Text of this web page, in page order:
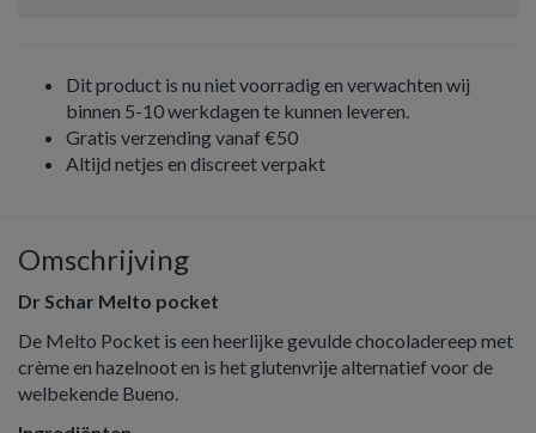
Dit product is nu niet voorradig en verwachten wij
binnen 5-10 werkdagen te kunnen leveren.
Gratis verzending vanaf €50
Altijd netjes en discreet verpakt
Omschrijving
Dr Schar Melto pocket
De Melto Pocket is een heerlijke gevulde chocoladereep met
crème en hazelnoot en is het glutenvrije alternatief voor de
welbekende Bueno.